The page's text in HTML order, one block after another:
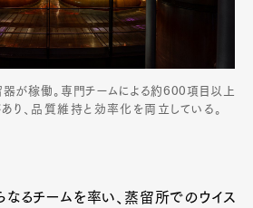
が稼働。専門チームによる約600項目以上
り、品質維持と効率化を両立している。
なるチームを率い、蒸留所でのウイス